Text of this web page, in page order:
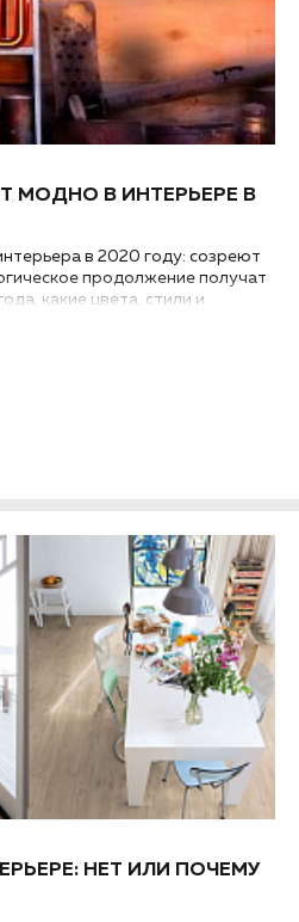
МОДНО В ИНТЕРЬЕРЕ В
в 2020 году: созреют
продолжение получат
какие цвета, стили и
НЕТ ИЛИ ПОЧЕМУ